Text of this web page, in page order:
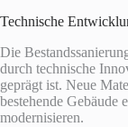
Technische
Die
durch technische
geprägt ist. Neue
bestehende Gebäude
modernisieren.